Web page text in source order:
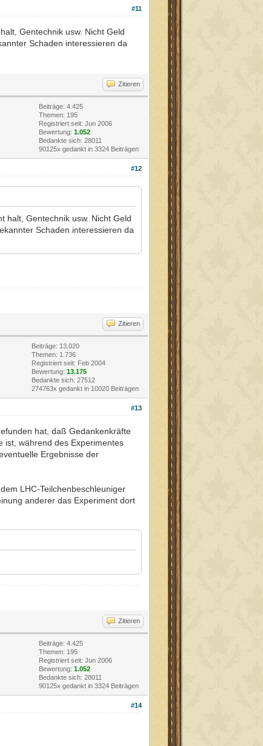
#11
Gentechnik usw. Nicht Geld
Schaden interessieren da
Zitieren
Beiträge: 4.425
Themen: 195
Registriert seit: Jun 2006
Bewertung: 1.052
Bedankte sich: 28011
90125x gedankt in 3324 Beiträgen
#12
halt, Gentechnik usw. Nicht Geld
Schaden interessieren da
Zitieren
Beiträge: 13.020
Themen: 1.736
Registriert seit: Feb 2004
Bewertung: 13.175
Bedankte sich: 27512
274763x gedankt in 10020 Beiträgen
#13
hat, daß Gedankenkräfte
ist, während des Experimentes
Ergebnisse der
LHC-Teilchenbeschleuniger
anderer das Experiment dort
Zitieren
Beiträge: 4.425
Themen: 195
Registriert seit: Jun 2006
Bewertung: 1.052
Bedankte sich: 28011
90125x gedankt in 3324 Beiträgen
#14